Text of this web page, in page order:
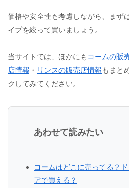
価格や安全性も考慮しながら、まず
イプを絞って買いましょう。
当サイトでは、ほかにも コームの販
店情報 ・ リンスの販売店情報 もまと
クしてみてください。
あわせて読みたい
コームはどこに売ってる？
アで買える？